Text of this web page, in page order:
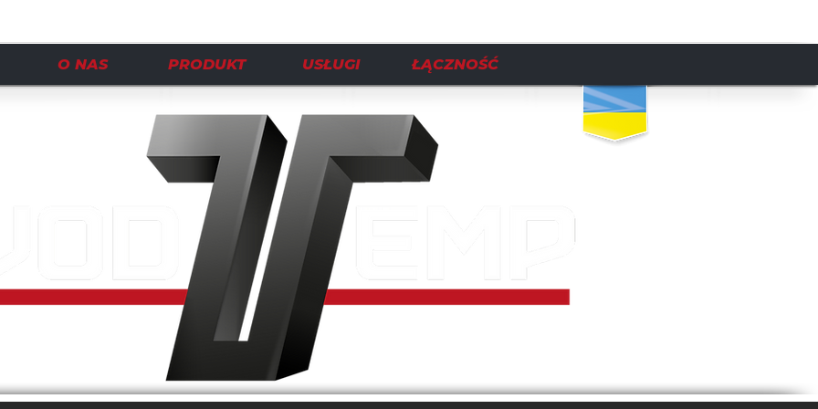
O NAS PRODUKT USŁUGI ŁĄCZNOŚĆ